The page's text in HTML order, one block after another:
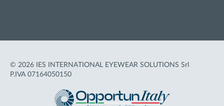
© 2026 IES INTERNATIONAL EYEWEAR SOLUTIONS Srl
P.IVA 07164050150